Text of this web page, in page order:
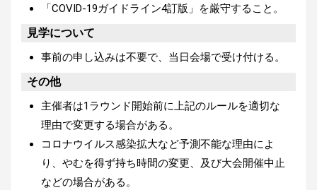
「COVID-19ガイドライン4訂版」を厳守すること。
見学について
事前の申し込みは不要で、当日会場で受け付ける。
その他
主催者は1ラウンド開始前に上記のルールを適切な
理由で変更する場合がある。
コロナウイルス感染拡大など予測不能な理由によ
り、やむを得ず持ち時間の変更、及び大会開催中止
などの場合がある。